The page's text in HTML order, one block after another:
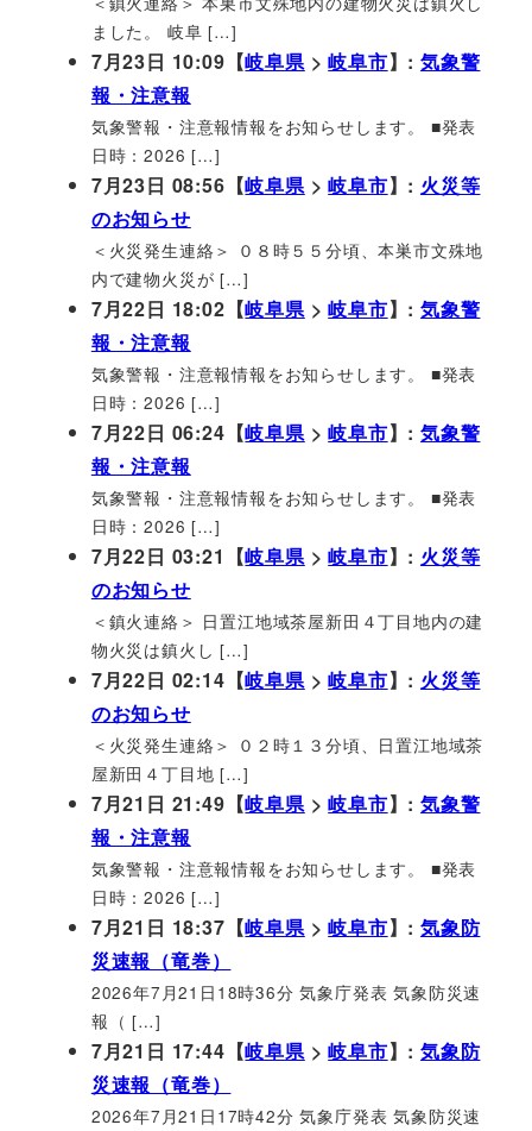
ました。 岐阜 […]
7月23日 10:09【岐阜県>岐阜市】:気象警
報・注意報
気象警報・注意報情報をお知らせします。 ■発表
日時：2026 […]
7月23日 08:56【岐阜県>岐阜市】: 火災等
のお知らせ
＜火災発生連絡＞ ０８時５５分頃、本巣市文殊地
内で建物火災が […]
7月22日 18:02【岐阜県>岐阜市】:気象警
報・注意報
気象警報・注意報情報をお知らせします。 ■発表
日時：2026 […]
7月22日 06:24【岐阜県>岐阜市】:気象警
報・注意報
気象警報・注意報情報をお知らせします。 ■発表
日時：2026 […]
7月22日 03:21【岐阜県>岐阜市】: 火災等
のお知らせ
＜鎮火連絡＞ 日置江地域茶屋新田４丁目地内の建
物火災は鎮火し […]
7月22日 02:14【岐阜県>岐阜市】: 火災等
のお知らせ
＜火災発生連絡＞ ０２時１３分頃、日置江地域茶
屋新田４丁目地 […]
7月21日 21:49【岐阜県>岐阜市】:気象警
報・注意報
気象警報・注意報情報をお知らせします。 ■発表
日時：2026 […]
7月21日 18:37【岐阜県>岐阜市】:気象防
災速報（竜巻）
2026年7月21日18時36分 気象庁発表 気象防災速
報（ […]
7月21日 17:44【岐阜県>岐阜市】:気象防
災速報（竜巻）
2026年7月21日17時42分 気象庁発表 気象防災速